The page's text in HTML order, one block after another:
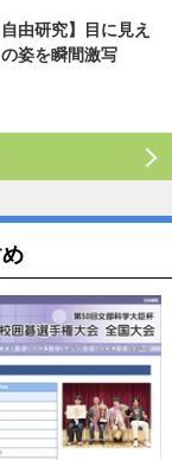
由研究】目に見え
姿を瞬間激写